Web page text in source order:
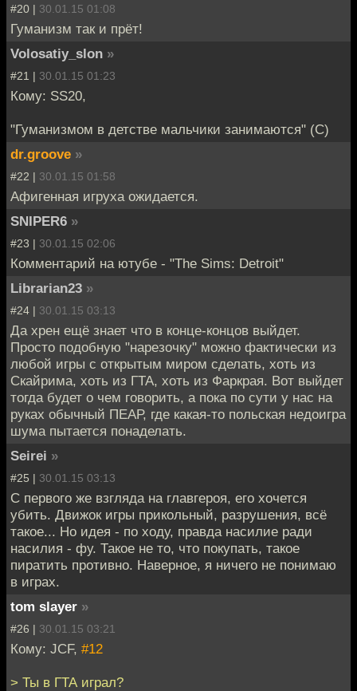
#20 | 30.01.15 01:08
Гуманизм так и прёт!
Volosatiy_slon »
#21 | 30.01.15 01:23
Кому: SS20,
"Гуманизмом в детстве мальчики занимаются" (C)
dr.groove »
#22 | 30.01.15 01:58
Афигенная игруха ожидается.
SNIPER6 »
#23 | 30.01.15 02:06
Комментарий на ютубе - "The Sims: Detroit "
Librarian23 »
#24 | 30.01.15 03:13
Да хрен ещё знает что в конце-концов выйдет.
Просто подобную "нарезочку" можно фактически из
любой игры с открытым миром сделать, хоть из
Скайрима, хоть из ГТА, хоть из Фаркрая. Вот выйдет
тогда будет о чем говорить, а пока по сути у нас на
руках обычный ПЕАР, где какая-то польская недоигра
шума пытается понаделать.
Seirei »
#25 | 30.01.15 03:13
С первого же взгляда на главгероя, его хочется
убить. Движок игры прикольный, разрушения, всё
такое... Но идея - по ходу, правда насилие ради
насилия - фу. Такое не то, что покупать, такое
пиратить противно. Наверное, я ничего не понимаю
в играх.
tom slayer »
#26 | 30.01.15 03:21
Кому: JCF, #12
> Ты в ГТА играл?